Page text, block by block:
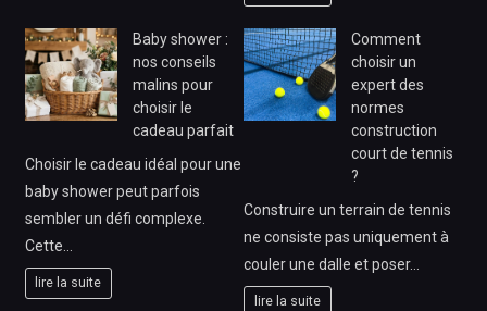
Baby shower :
nos conseils
malins pour
choisir le
cadeau parfait
Choisir le cadeau idéal pour une
baby shower peut parfois
sembler un défi complexe.
Cette…
lire la suite
Comment
choisir un
expert des
normes
construction
court de tennis
?
Construire un terrain de tennis
ne consiste pas uniquement à
couler une dalle et poser…
lire la suite